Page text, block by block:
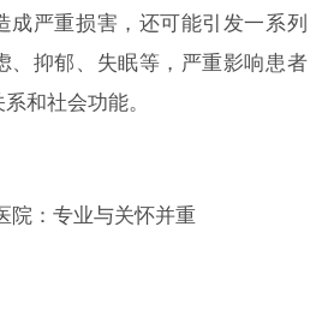
成严重损害，还可能引发一系列
、抑郁、失眠等，严重影响患者
和社会功能。
院：专业与关怀并重